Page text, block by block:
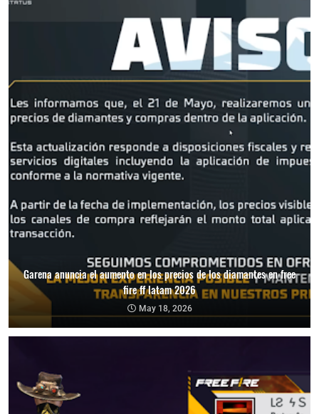
Garena anuncia el aumento en los precios de los diamantes en free
fire ff latam 2026
May 18, 2026